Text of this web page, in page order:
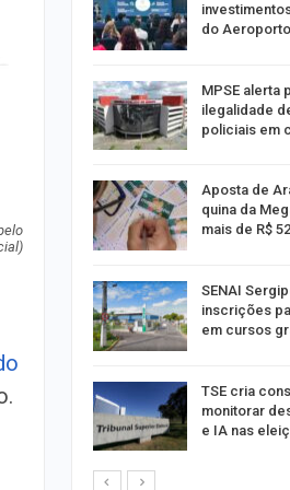
do
MPSE alerta
ilegalidade
policiais em
Aposta de
quina da
mais de R$
SENAI
inscrições
em cursos
TSE cria
monitorar
e IA nas